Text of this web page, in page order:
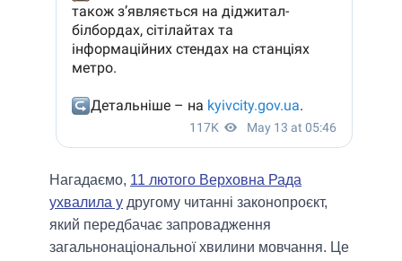
Нагадаємо, 11 лютого Верховна Рада
ухвалила у другому читанні законопроєкт,
який передбачає запровадження
загальнонаціональної хвилини мовчання. Це